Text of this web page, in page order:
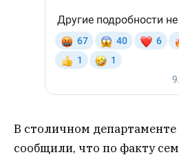
В столичном
сообщили, что по факту